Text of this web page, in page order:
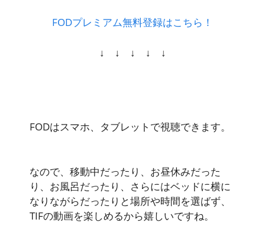
FODプレミアム無料登録はこちら！
↓ ↓ ↓ ↓ ↓
FODはスマホ、タブレットで視聴できます。
なので、 移動中だったり、お昼休みだった
り、お風呂だったり、さらにはベッドに横に
なりながらだったりと場所や時間を選ばず、
TIFの動画を楽しめるから嬉しいですね。